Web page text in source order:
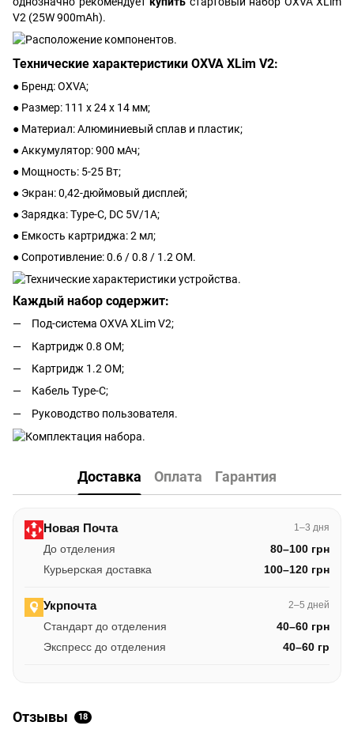
V2 (25W 900mAh).
Технические характеристики OXVA XLim V2:
● Бренд: OXVA;
● Размер: 111 х 24 х 14 мм;
● Материал: Алюминиевый сплав и пластик;
● Аккумулятор: 900 мАч;
● Мощность: 5-25 Вт;
● Экран: 0,42-дюймовый дисплей;
● Зарядка: Type-C, DC 5V/1A;
● Емкость картриджа: 2 мл;
● Сопротивление: 0.6 / 0.8 / 1.2 ОМ.
Каждый набор содержит:
Под-система OXVA XLim V2;
Картридж 0.8 ОМ;
Картридж 1.2 ОМ;
Кабель Type-C;
Руководство пользователя.
Доставка Оплата Гарантия
Новая Почта 1–3 дня
До отделения
80–100 грн
Курьерская доставка
100–120 грн
Укрпочта 2–5 дней
Стандарт до отделения
40–60 грн
Экспресс до отделения
40–60 гр
Отзывы 18